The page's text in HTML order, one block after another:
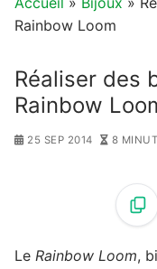
Rainbow Loom
Réaliser des
Rainbow
25 SEP 2014 8
Le Rainbow Loom,